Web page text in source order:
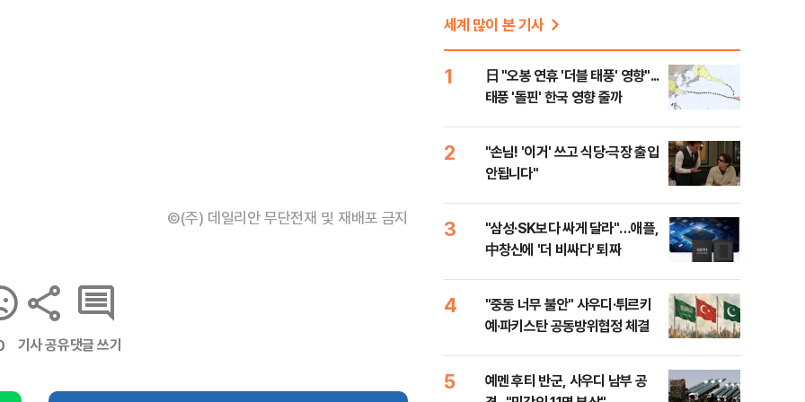
©(주) 데일리안 무단전재 및 재배포 금지
기사 공유댓글 쓰기
세계 많이 본 기사
1
日 "오봉 연휴 '더블 태풍' 영향"...
태풍 '돌핀' 한국 영향 줄까
2
"손님! '이거' 쓰고 식당·극장 출입
안됩니다"
3
"삼성·SK보다 싸게 달라"…애플,
中창신에 '더 비싸다' 퇴짜
4
"중동 너무 불안" 사우디·튀르키
예·파키스탄 공동방위협정 체결
5
예멘 후티 반군, 사우디 남부 공